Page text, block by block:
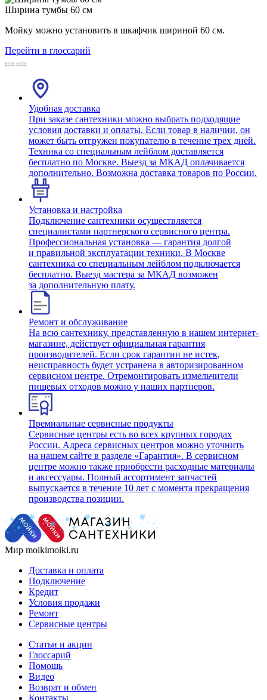
Ширина тумбы 60 см
Мойку можно установить в шкафчик шириной 60 см.
Перейти в глоссарий
Удобная доставка
При заказе сантехники можно выбрать подходящие
условия доставки и оплаты. Если товар в наличии, он
может быть отгружен покупателю в течение трех дней.
Техника со специальным лейблом доставляется
бесплатно по Москве. Выезд за МКАД оплачивается
дополнительно. Возможна доставка товаров по России.
Установка и настройка
Подключение сантехники осуществляется
специалистами партнерского сервисного центра.
Профессиональная установка — гарантия долгой
и правильной эксплуатации техники. В Москве
сантехника со специальным лейблом подключается
бесплатно. Выезд мастера за МКАД возможен
за дополнительную плату.
Ремонт и обслуживание
На всю сантехнику, представленную в нашем интернет-
магазине, действует официальная гарантия
производителей. Если срок гарантии не истек,
неисправность будет устранена в авторизированном
сервисном центре. Отремонтировать измельчители
пищевых отходов можно у наших партнеров.
Премиальные сервисные продукты
Сервисные центры есть во всех крупных городах
России. Адреса сервисных центров можно уточнить
на нашем сайте в разделе «Гарантия». В сервисном
центре можно также приобрести расходные материалы
и аксессуары. Полный ассортимент запчастей
выпускается в течение 10 лет с момента прекращения
производства позиции.
Мир moikimoiki.ru
Доставка и оплата
Подключение
Кредит
Условия продажи
Ремонт
Сервисные центры
Статьи и акции
Глоссарий
Помощь
Видео
Возврат и обмен
Контакты